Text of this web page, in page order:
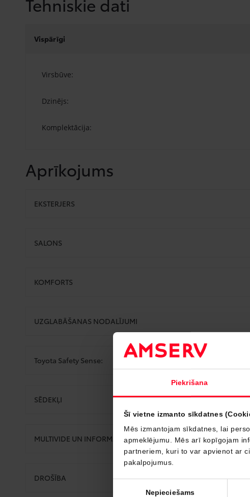
Piekrišana
Šī vietne izmanto sīkdatnes
Mēs izmantojam sīkdatnes, lai
apmeklējumu. Mēs arī kopīgojam
partneriem, kuri to var apvienot ar
pakalpojumus.
Nepieciešams
Vispārīgi
Virsbūve:
Dzinējs:
Komplektācija:
Aprīkojums
EKSTERJERS
SALONS
KOMFORTS
UZGLABĀŠANAS NODALĪJUMI
Toyota Safety Sense:
SĒDEKĻI
MULTIVIDE UN INFORMĀCIJA
DROŠĪBA